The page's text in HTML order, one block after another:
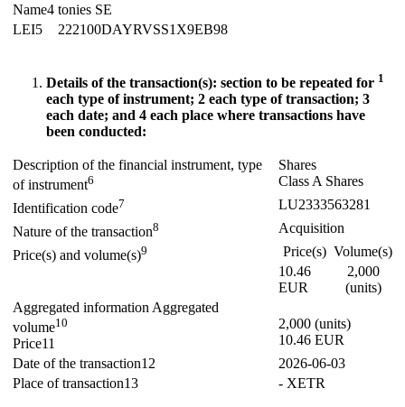
Name4 tonies SE
LEI5
222100DAYRVSS1X9EB98
Details of the transaction(s): section to be repeated for 1
each type of instrument; 2 each type of transaction; 3
each date; and 4 each place where transactions have
been conducted:
Description of the financial instrument, type
of instrument6
Shares
Class A Shares
Identification code7
LU2333563281
Nature of the transaction8
Acquisition
Price(s) and volume(s)9 Price(s) Volume(s)
10.46
EUR
2,000
(units)
Aggregated information Aggregated
volume10
Price11
2,000 (units)
10.46 EUR
Date of the transaction12
2026-06-03
Place of transaction13
- XETR